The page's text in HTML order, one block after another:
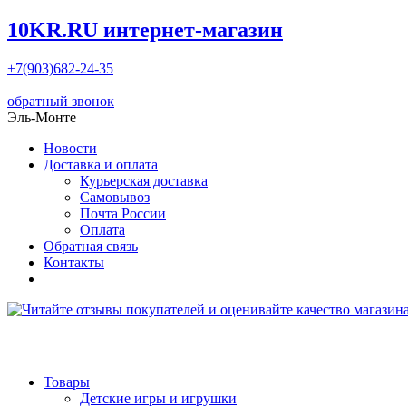
10KR.RU интернет-магазин
+7(903)682-24-35
обратный звонок
Эль-Монте
Новости
Доставка и оплата
Курьерская доставка
Самовывоз
Почта России
Оплата
Обратная связь
Контакты
Товары
Детские игры и игрушки